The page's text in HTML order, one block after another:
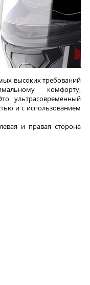
высоких требований
комфорту,
ультрасовременный
и с использованием
и правая сторона